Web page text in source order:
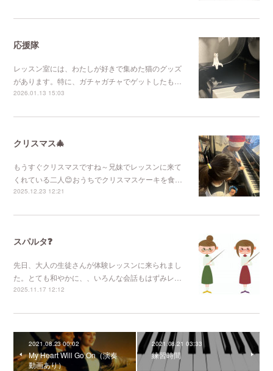
応援隊
レッスン室には、わたしが好きで集めた猫のグッズ
があります。特に、ガチャガチャでゲットしたも…
2026.01.13 15:03
クリスマス🎄
もうすぐクリスマスですね～兄妹でレッスンに来て
くれている二人😊おうちでクリスマスケーキを食…
2025.12.23 12:21
スパルタ❓
先日、大人の生徒さんが体験レッスンに来られまし
た。とても和やかに、、いろんな会話もはずみレ…
2025.11.17 12:12
2021.08.23 00:02
My Heart Will Go On（演奏
動画あり）
2021.08.21 03:33
練習時間